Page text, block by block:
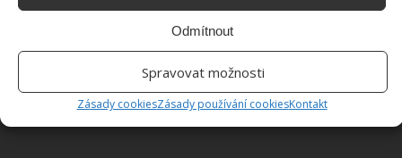
Odmítnout
Spravovat možnosti
Zásady cookiesZásady používání cookiesKontakt